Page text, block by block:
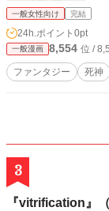
一般女性向け 完結
24h.ポイント 0pt
一般漫画 8,554 位 /
ファンタジー 死神
3
『vitrification』